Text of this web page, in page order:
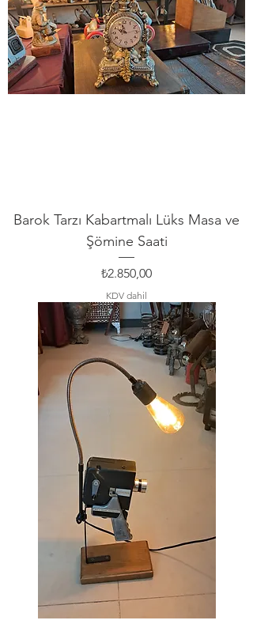
Barok Tarzı Kabartmalı Lüks Masa ve
Şömine Saati
Fiyat
₺2.850,00
KDV dahil